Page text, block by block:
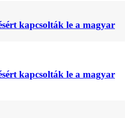
kapcsolták le a magyar
kapcsolták le a magyar